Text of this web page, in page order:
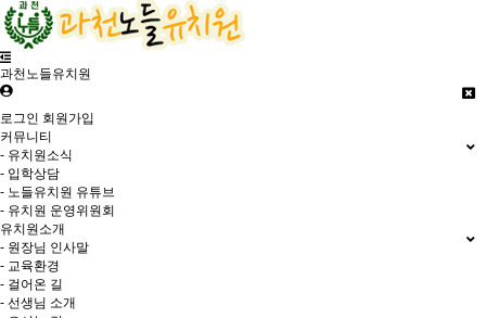
과천노들유치원
로그인 회원가입
커뮤니티
- 유치원소식
- 입학상담
- 노들유치원 유튜브
- 유치원 운영위원회
유치원소개
- 원장님 인사말
- 교육환경
- 걸어온 길
- 선생님 소개